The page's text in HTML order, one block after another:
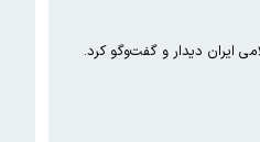
ایران دیدار و گفت‌وگو کرد.